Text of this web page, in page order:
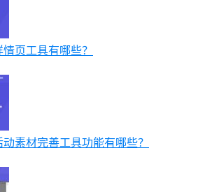
页工具有哪些？
素材完善工具功能有哪些？